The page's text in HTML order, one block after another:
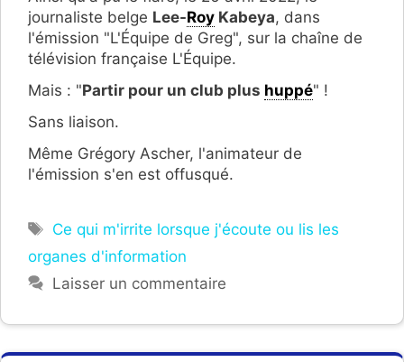
journaliste belge Lee-Roy Kabeya, dans
l'émission "L'Équipe de Greg", sur la chaîne de
télévision française L'Équipe.
Mais : "Partir pour un club plus huppé" !
Sans liaison.
Même Grégory Ascher, l'animateur de
l'émission s'en est offusqué.
Étiquettes
Ce qui m'irrite lorsque j'écoute ou lis les
organes d'information
Laisser un commentaire